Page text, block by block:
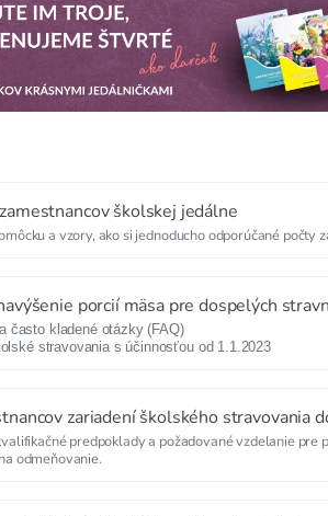
školskej jedálne
a vzory, ako si jednoducho odporúčané počty
porcií mäsa pre dospelých
často kladené otázky (FAQ)
stravovania s účinnosťou od 1.1.2023
zariadení školského stravovania
predpoklady a požadované vzdelanie pre
odmeňovanie.